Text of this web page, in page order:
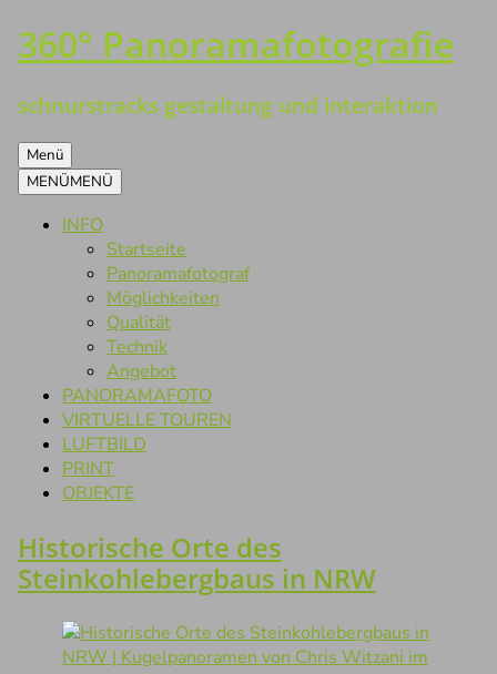
Zum
Inhalt
360° Panoramafotografie
schnurstracks gestaltung und interaktion
Menü
MENÜMENÜ
INFO
Startseite
Panoramafotograf
Möglichkeiten
Qualität
Technik
Angebot
PANORAMAFOTO
VIRTUELLE TOUREN
LUFTBILD
PRINT
OBJEKTE
Historische Orte des
Steinkohlebergbaus in NRW